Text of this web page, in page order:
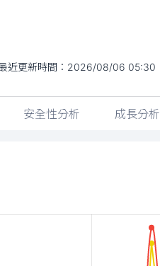
近更新時間： 2026/08/06 05:30
安全性分析 成長分析